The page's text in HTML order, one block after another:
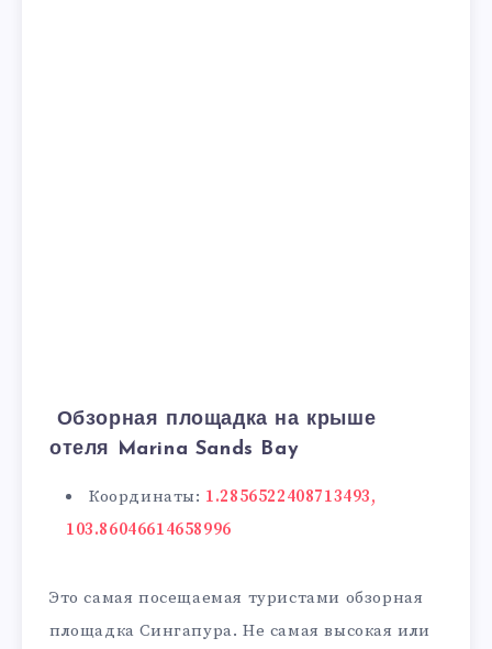
Обзорная площадка на крыше
отеля Marina Sands Bay
Координаты: 1.2856522408713493,
103.86046614658996
Это самая посещаемая туристами обзорная
площадка Сингапура. Не самая высокая или